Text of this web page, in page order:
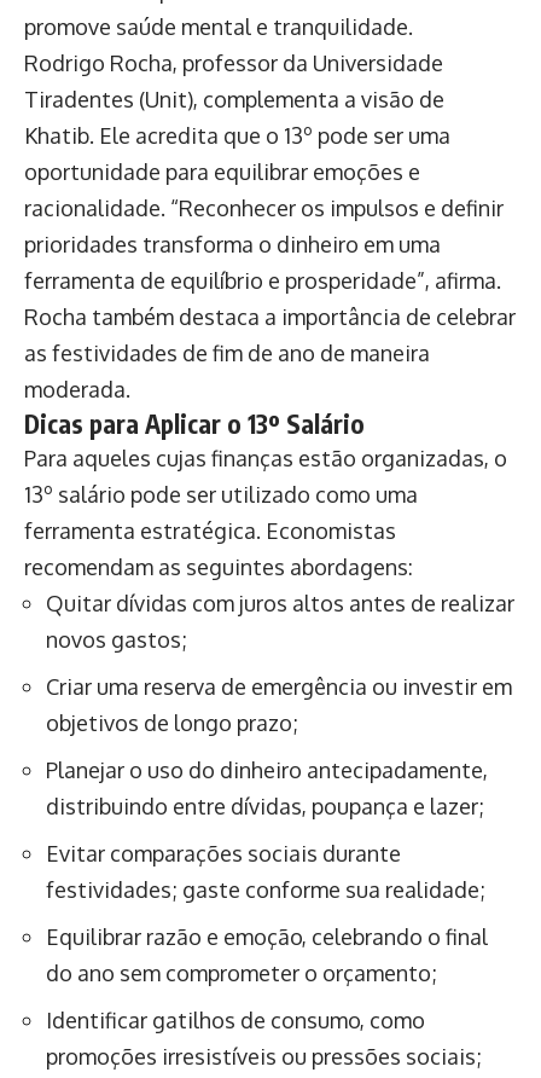
promove saúde mental e tranquilidade.
Rodrigo Rocha, professor da Universidade
Tiradentes (Unit), complementa a visão de
Khatib. Ele acredita que o 13º pode ser uma
oportunidade para equilibrar emoções e
racionalidade. “Reconhecer os impulsos e definir
prioridades transforma o dinheiro em uma
ferramenta de equilíbrio e prosperidade”, afirma.
Rocha também destaca a importância de celebrar
as festividades de fim de ano de maneira
moderada.
Dicas para Aplicar o 13º Salário
Para aqueles cujas finanças estão organizadas, o
13º salário pode ser utilizado como uma
ferramenta estratégica. Economistas
recomendam as seguintes abordagens:
Quitar dívidas com juros altos antes de realizar
novos gastos;
Criar uma reserva de emergência ou investir em
objetivos de longo prazo;
Planejar o uso do dinheiro antecipadamente,
distribuindo entre dívidas, poupança e lazer;
Evitar comparações sociais durante
festividades; gaste conforme sua realidade;
Equilibrar razão e emoção, celebrando o final
do ano sem comprometer o orçamento;
Identificar gatilhos de consumo, como
promoções irresistíveis ou pressões sociais;